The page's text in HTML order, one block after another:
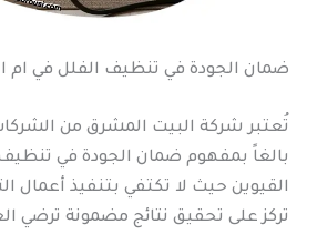
ضمان الجودة في تنظيف الفلل في ام
تُعتبر شركة البيت المشرق من
بالغاً بمفهوم ضمان الجودة في
القيوين حيث لا تكتفي بتنفيذ أعمال
تركز على تحقيق نتائج مضمونة ترضي